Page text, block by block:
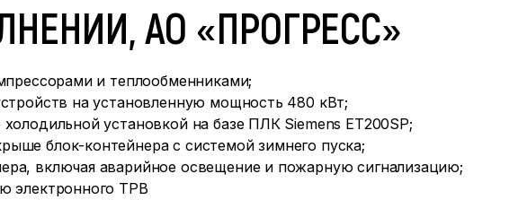
АО «ПРОГРЕСС»
и теплообменниками;
на установленную мощность 480 кВт;
установкой на базе ПЛК Siemens ET200SP;
блок-контейнера с системой зимнего пуска;
включая аварийное освещение и пожарную сигнализацию;
электронного ТРВ